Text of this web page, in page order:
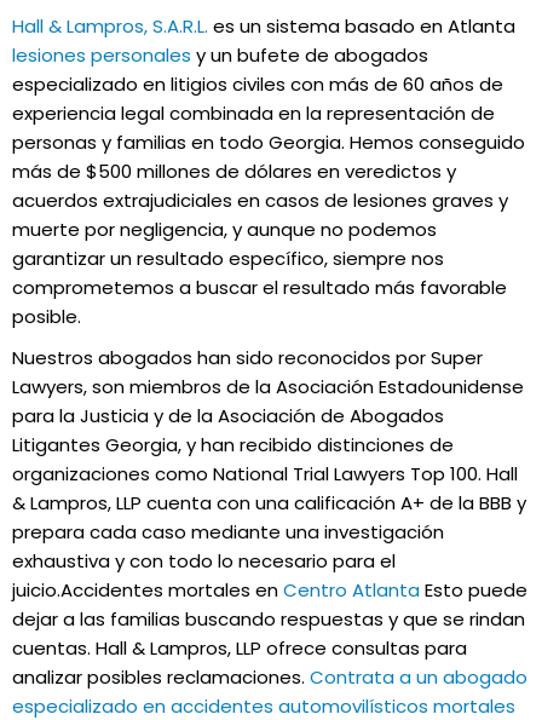
Hall & Lampros, S.A.R.L. es un sistema basado en Atlanta
lesiones personales y un bufete de abogados
especializado en litigios civiles con más de 60 años de
experiencia legal combinada en la representación de
personas y familias en todo Georgia. Hemos conseguido
más de $500 millones de dólares en veredictos y
acuerdos extrajudiciales en casos de lesiones graves y
muerte por negligencia, y aunque no podemos
garantizar un resultado específico, siempre nos
comprometemos a buscar el resultado más favorable
posible.
Nuestros abogados han sido reconocidos por Super
Lawyers, son miembros de la Asociación Estadounidense
para la Justicia y de la Asociación de Abogados
Litigantes Georgia, y han recibido distinciones de
organizaciones como National Trial Lawyers Top 100. Hall
& Lampros, LLP cuenta con una calificación A+ de la BBB y
prepara cada caso mediante una investigación
exhaustiva y con todo lo necesario para el
juicio.Accidentes mortales enCentro AtlantaEsto puede
dejar a las familias buscando respuestas y que se rindan
cuentas. Hall & Lampros, LLP ofrece consultas para
analizar posibles reclamaciones. Contrata a un abogado
especializado en accidentes automovilísticos mortales